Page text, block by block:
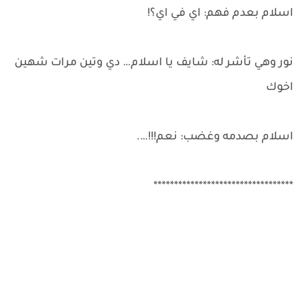
اسلام بعدم فهم: اي في اي؟!
نور وهي تأشر له: شايف يا اسلام… دي وتين مرات شهين
اخوك
اسلام بصدمه وغضب: نعم!!!….
**********************************